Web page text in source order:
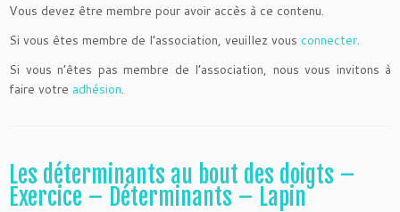
Vous devez être membre pour avoir accès à ce contenu.
Si vous êtes membre de l’association, veuillez vous connecter.
Si vous n’êtes pas membre de l’association, nous vous invitons à
faire votre adhésion.
Les déterminants au bout des doigts –
Exercice – Déterminants – Lapin